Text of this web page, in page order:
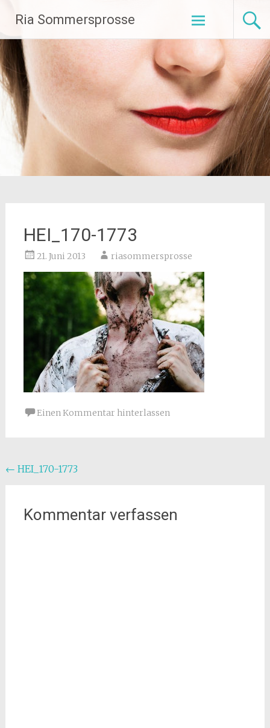
Inhalt
springen
Ria Sommersprosse
HEI_170-1773
21. Juni 2013 riasommersprosse
Einen Kommentar hinterlassen
Beitragsnavigation
← HEI_170-1773
Kommentar verfassen